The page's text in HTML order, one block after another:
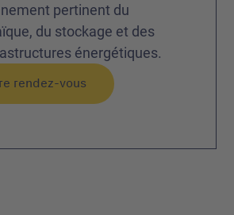
pertinent du
du stockage et des
énergétiques.
rendez-vous